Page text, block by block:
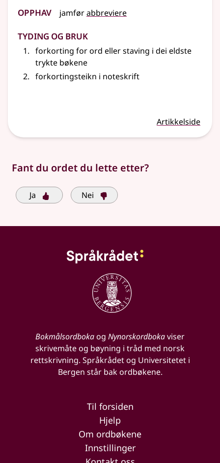
Opphav jamførabbreviere
Tyding og bruk
forkorting for ord eller staving i dei eldste
trykte bøkene
forkortingsteikn i noteskrift
Artikkelside
Fant du ordet du lette etter?
Ja Nei
Bokmålsordbokaog Nynorskordbokaviser
skrivemåte og bøyning i tråd med norsk
rettskrivning. Språkrådet og Universitetet i
Bergen står bak ordbøkene.
Til forsiden
Hjelp
Om ordbøkene
Innstillinger